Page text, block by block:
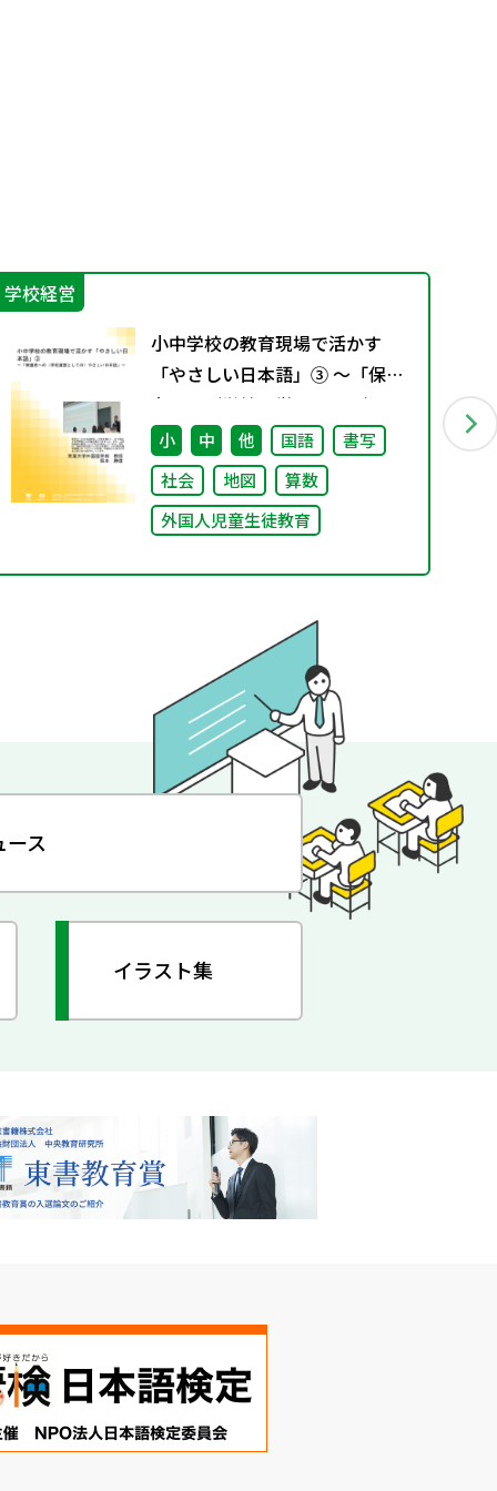
学校経営
小中学校の教育現場で活かす
「やさしい日本語」③ ～「保護
者への（学校運営としての）や
さしい日本語」～
小 中 他 国語
書写
社会
地図
算数
外国人児童生徒教育
ース
イラスト集